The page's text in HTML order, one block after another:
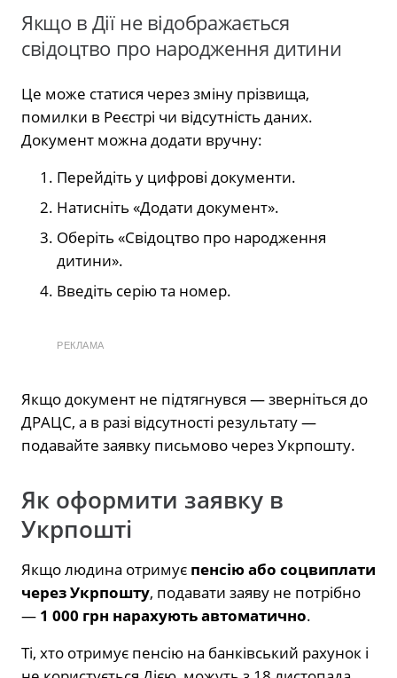
Якщо в Дії не відображається
свідоцтво про народження дитини
Це може статися через зміну прізвища,
помилки в Реєстрі чи відсутність даних.
Документ можна додати вручну:
Перейдіть у цифрові документи.
Натисніть «Додати документ».
Оберіть «Свідоцтво про народження
дитини».
Введіть серію та номер.
РЕКЛАМА
Якщо документ не підтягнувся — зверніться до
ДРАЦС, а в разі відсутності результату —
подавайте заявку письмово через Укрпошту.
Як оформити заявку в
Укрпошті
Якщо людина отримує пенсію або соцвиплати
через Укрпошту, подавати заяву не потрібно
— 1 000 грн нарахують автоматично.
Ті, хто отримує пенсію на банківський рахунок і